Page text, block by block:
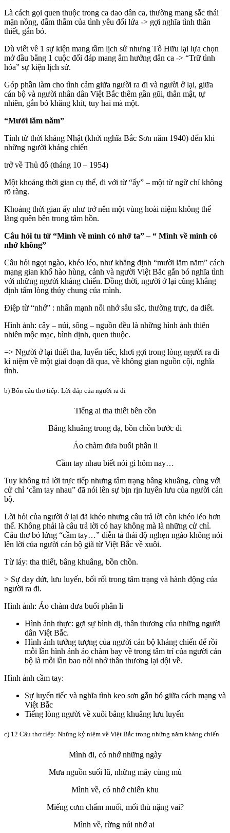
Là cách gọi quen thuộc trong ca dao dân ca, thường mang sắc thái
mặn nồng, đằm thắm của tình yêu đối lứa -> gợi nghĩa tình thân
thiết, gắn bó.
Dù viết về 1 sự kiện mang tầm lịch sử nhưng Tố Hữu lại lựa chọn
mở đầu bằng 1 cuộc đối đáp mang âm hưởng dân ca -> “Trữ tình
hóa” sự kiện lịch sử.
Góp phần làm cho tình cảm giữa người ra đi và người ở lại, giữa
cán bộ và người nhân dân Việt Bắc thêm gần gũi, thân mật, tự
nhiên, gắn bó khăng khít, tuy hai mà một.
“Mười lăm năm”
Tính từ thời kháng Nhật (khởi nghĩa Bắc Sơn năm 1940) đến khi
những người kháng chiến
trở về Thủ đô (tháng 10 – 1954)
Một khoảng thời gian cụ thể, đi với từ “ấy” – một từ ngữ chỉ không
rõ ràng.
Khoảng thời gian ấy như trở nên một vùng hoài niệm không thể
lãng quên bên trong tâm hồn.
Câu hỏi tu từ “Mình về mình có nhớ ta” – “ Mình về mình có
nhớ không”
Câu hỏi ngọt ngào, khéo léo, như khẳng định “mười lăm năm” cách
mạng gian khổ hào hùng, cảnh và người Việt Bắc gắn bó nghĩa tình
với những người kháng chiến. Đồng thời, người ở lại cũng khẳng
định tấm lòng thủy chung của mình.
Điệp từ “nhớ” : nhấn mạnh nỗi nhớ sâu sắc, thường trực, da diết.
Hình ảnh: cây – núi, sông – nguồn đều là những hình ảnh thiên
nhiên mộc mạc, bình dịnh, quen thuộc.
=> Người ở lại thiết tha, luyến tiếc, khơi gợi trong lòng người ra đi
kỉ niệm về một giai đoạn đã qua, về không gian nguồn cội, nghĩa
tình.
b) Bốn câu thơ tiếp: Lời đáp của người ra đi
Tiếng ai tha thiết bên cồn
Bâng khuâng trong dạ, bồn chồn bước đi
Áo chàm đưa buổi phân li
Cầm tay nhau biết nói gì hôm nay…
Tuy không trả lời trực tiếp nhưng tâm trạng bâng khuâng, cùng với
cử chỉ ‘cầm tay nhau” đã nói lên sự bịn rịn luyến lưu của người cán
bộ.
Lời hỏi của người ở lại đã khéo nhưng câu trả lời còn khéo léo hơn
thế. Không phải là câu trả lời có hay không mà là những cử chỉ.
Câu thơ bỏ lửng “cầm tay…” diễn tả thái độ nghẹn ngào không nói
lên lời của người cán bộ giã từ Việt Bắc về xuôi.
Từ láy: tha thiết, bâng khuâng, bồn chồn.
> Sự day dứt, lưu luyến, bối rối trong tâm trạng và hành động của
người ra đi.
Hình ảnh: Áo chàm đưa buổi phân li
Hình ảnh thực: gợi sự bình dị, thân thương của những người
dân Việt Bắc.
Hình ảnh tưởng tượng của người cán bộ kháng chiến để rồi
mỗi lần hình ảnh áo chàm bay về trong tâm trí của người cán
bộ là mỗi lần bao nỗi nhớ thân thương lại dội về.
Hình ảnh cầm tay:
Sự luyến tiếc và nghĩa tình keo sơn gắn bó giữa cách mạng và
Việt Bắc
Tiếng lòng người về xuôi bâng khuâng lưu luyến
c) 12 Câu thơ tiếp: Những kỷ niệm về Việt Bắc trong những năm kháng chiến
Mình đi, có nhớ những ngày
Mưa nguồn suối lũ, những mây cùng mù
Mình về, có nhớ chiến khu
Miếng cơm chấm muối, mối thù nặng vai?
Mình về, rừng núi nhớ ai